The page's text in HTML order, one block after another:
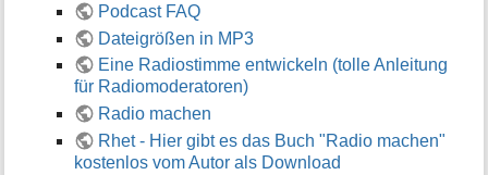
Podcast FAQ
Dateigrößen in MP3
Eine Radiostimme entwickeln (tolle Anleitung
für Radiomoderatoren)
Radio machen
Rhet - Hier gibt es das Buch "Radio machen"
kostenlos vom Autor als Download